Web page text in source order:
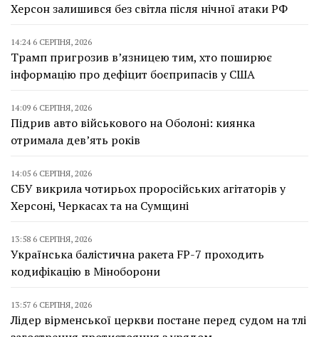
Херсон залишився без світла після нічної атаки РФ
14:24 6 СЕРПНЯ, 2026
Трамп пригрозив в’язницею тим, хто поширює
інформацію про дефіцит боєприпасів у США
14:09 6 СЕРПНЯ, 2026
Підрив авто військового на Оболоні: киянка
отримала дев’ять років
14:05 6 СЕРПНЯ, 2026
СБУ викрила чотирьох проросійських агітаторів у
Херсоні, Черкасах та на Сумщині
13:58 6 СЕРПНЯ, 2026
Українська балістична ракета FP-7 проходить
кодифікацію в Міноборони
13:57 6 СЕРПНЯ, 2026
Лідер вірменської церкви постане перед судом на тлі